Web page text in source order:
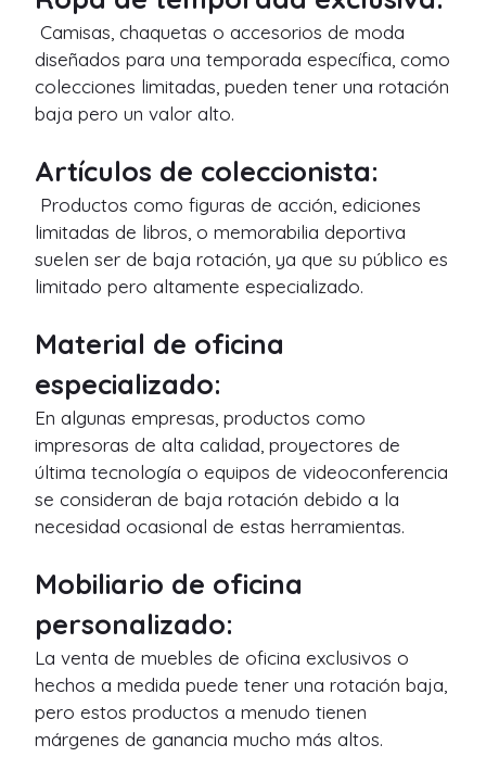
Camisas, chaquetas o accesorios de moda
diseñados para una temporada específica, como
colecciones limitadas, pueden tener una rotación
baja pero un valor alto.
Artículos de coleccionista:
Productos como figuras de acción, ediciones
limitadas de libros, o memorabilia deportiva
suelen ser de baja rotación, ya que su público es
limitado pero altamente especializado.
Material de oficina
especializado:
En algunas empresas, productos como
impresoras de alta calidad, proyectores de
última tecnología o equipos de videoconferencia
se consideran de baja rotación debido a la
necesidad ocasional de estas herramientas.
Mobiliario de oficina
personalizado:
La venta de muebles de oficina exclusivos o
hechos a medida puede tener una rotación baja,
pero estos productos a menudo tienen
márgenes de ganancia mucho más altos.